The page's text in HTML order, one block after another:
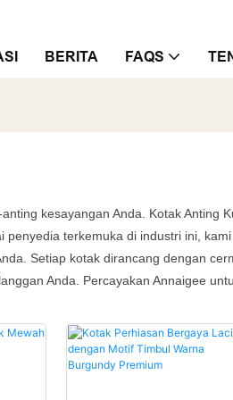
BERITA FAQS
kesayangan Anda. Kotak Anting
terkemuka di industri ini,
Setiap kotak dirancang dengan
Anda. Percayakan Annaigee